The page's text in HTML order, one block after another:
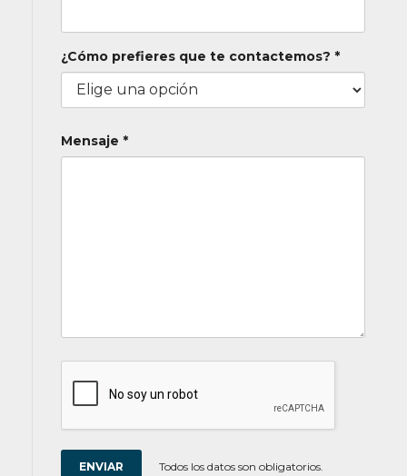
¿Cómo prefieres que te contactemos? *
Mensaje *
Todos los datos son obligatorios.